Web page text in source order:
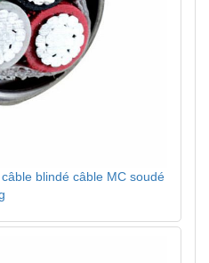
blindé câble MC soudé